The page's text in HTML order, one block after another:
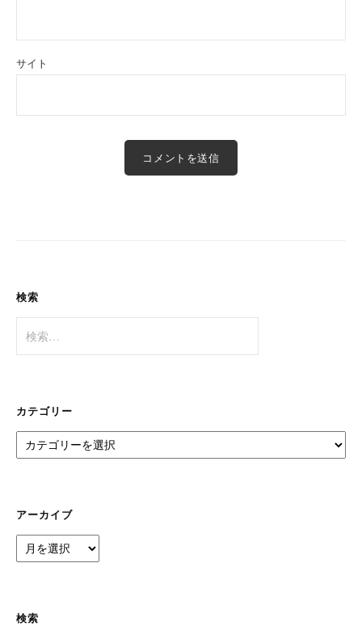
サイト
検索
索:
カテゴリー
テ
ー
アーカイブ
ー
ブ
検索